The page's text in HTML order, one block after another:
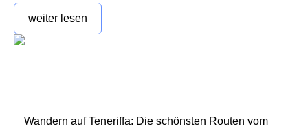
weiter lesen
Wandern auf Teneriffa: Die schönsten Routen vom